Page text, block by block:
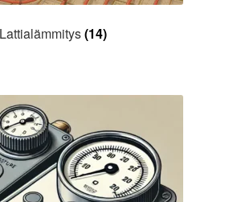
Lattialämmitys(14)